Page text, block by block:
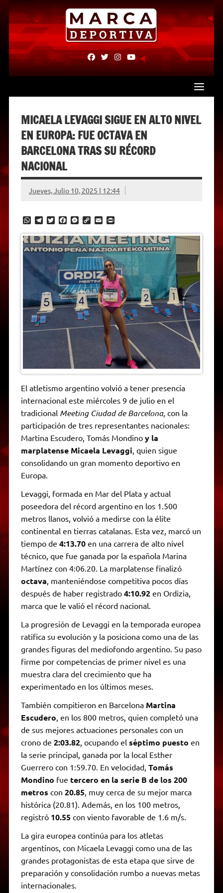
Skip
content
fab
fa-
fab
fa-
fab fab
MICAELA LEVAGGI SIGUE EN ALTO NIVEL
EN EUROPA: FUE OCTAVA EN
BARCELONA TRAS SU RÉCORD
NACIONAL
Jueves, Julio 10, 2025 | 12:44
W
a
t
s
p
p
T
l
e
g
m
T
i
t
t
e
r
F
c
e
b
o
k
M
s
s
e
n
g
e
r
C
p
y
L
i
n
k
E
a
i
l
P
i
n
t
F
r
i
e
n
d
l
y
El atletismo argentino volvió a tener presencia
internacional este miércoles 9 de julio en el
tradicional Meeting Ciudad de Barcelona, con la
participación de tres representantes nacionales:
Martina Escudero, Tomás Mondino y la
marplatense Micaela Levaggi , quien sigue
consolidando un gran momento deportivo en
Europa.
Levaggi, formada en Mar del Plata y actual
poseedora del récord argentino en los 1.500
metros llanos, volvió a medirse con la élite
continental en tierras catalanas. Esta vez, marcó un
tiempo de 4:13.70en una carrera de alto nivel
técnico, que fue ganada por la española Marina
Martínez con 4:06.20. La marplatense finalizó
octava , manteniéndose competitiva pocos días
después de haber registrado 4:10.92 en Ordizia,
marca que le valió el récord nacional.
La progresión de Levaggi en la temporada europea
ratifica su evolución y la posiciona como una de las
grandes figuras del mediofondo argentino. Su paso
firme por competencias de primer nivel es una
muestra clara del crecimiento que ha
experimentado en los últimos meses.
También compitieron en Barcelona Martina
Escudero , en los 800 metros, quien completó una
de sus mejores actuaciones personales con un
crono de 2:03.82 , ocupando el séptimo puesto en
la serie principal, ganada por la local Esther
Guerrero con 1:59.70. En velocidad, Tomás
Mondino fue tercero en la serie B de los 200
metros con 20.85, muy cerca de su mejor marca
histórica (20.81). Además, en los 100 metros,
registró 10.55con viento favorable de 1.6 m/s.
La gira europea continúa para los atletas
argentinos, con Micaela Levaggi como una de las
grandes protagonistas de esta etapa que sirve de
preparación y consolidación rumbo a nuevas metas
internacionales.